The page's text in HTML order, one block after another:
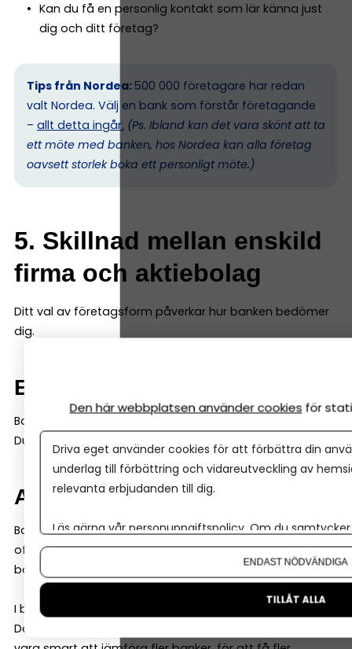
Kan du få en personlig kontakt som lär känna just
dig och ditt företag?
Tips från Nordea: 500 000 företagare har redan
valt Nordea. Välj en bank som förstår företagande
– allt detta ingår. (Ps. Ibland kan det vara skönt att ta
ett möte med banken, hos Nordea kan alla företag
oavsett storlek boka ett personligt möte.)
5. Skillnad mellan enskild
firma och aktiebolag
Ditt val av företagsform påverkar hur banken bedömer
dig.
Enskild firma
Banken tittar mycket på din privata ekonomi.
Du och företaget är samma juridiska person.
Aktiebolag
Banken tittar på bolagets ekonomi och prognoser, men
ofta också på dig som ägare (för lån kan de kräva
borgen och andra säkerheter).
I båda fallen gör banken en riskbedömning.
Det är normalt – och inget personligt. Därför kan det
Den här webbplatsen använder cookies för
Driva eget använder cookies för att förbättra din
underlag till förbättring och vidareutveckling av
relevanta erbjudanden till dig.
Läs gärna vår personuppgiftspolicy. Om du
Om du vill ändra ditt val i efterhand hittar du den
ENDAST NÖDVÄNDIGA
TILLÅT ALLA